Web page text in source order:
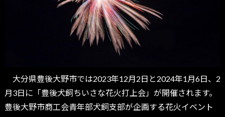
大分県豊後大野市では2023年12月2日と2024年1月6日、2
月3日に「豊後犬飼ちいさな花火打上会」が開催されます。
豊後大野市商工会青年部犬飼支部が企画する花火イベント